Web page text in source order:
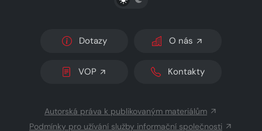
Dotazy O nás
VOP Kontakty
Autorská práva k publikovaným materiálům
Podmínky pro užívání služby informační společnosti